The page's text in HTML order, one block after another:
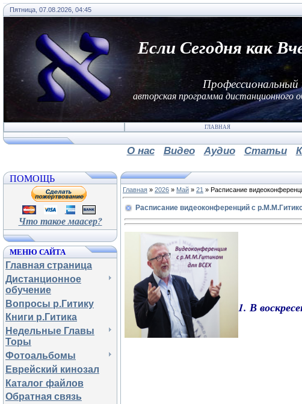
Пятница, 07.08.2026, 04:45
Если Сегодня как
авторская программа дистанционного
ГЛАВНАЯ
О нас Видео Аудио Статьи
ПОМОЩЬ
Что такое маасер?
МЕНЮ САЙТА
Главная страница
Дистанционное
обучение
Вопросы р.Гитику
Книги р.Гитика
Недельные Главы
Торы
Фотоальбомы
Еврейский кинозал
Каталог файлов
Обратная связь
Главная » 2026 » Май » 21 » Расписание
Расписание видеоконференций с
1. В